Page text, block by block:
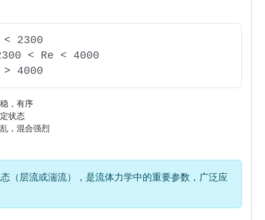
< 2300
< Re < 4000
> 4000
，有序
状态
，混合强烈
（层流或湍流），是流体力学中的重要参数，广泛应